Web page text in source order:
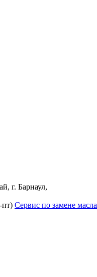
г. Барнаул,
пт) Сервис по замене масла